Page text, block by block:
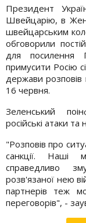
Президент
Швейцарію, в
швейцарським
обговорили
для посилення
примусити Росію
держави розповів
16 червня.
Зеленський
російські атаки
"Розповів про
санкції. Наші
справедливо
розв'язаної нею
партнерів теж
переговорів", -